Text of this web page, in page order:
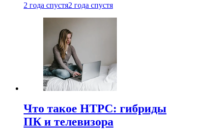
2 года спустя2 года спустя
Что такое HTPC: гибриды
ПК и телевизора